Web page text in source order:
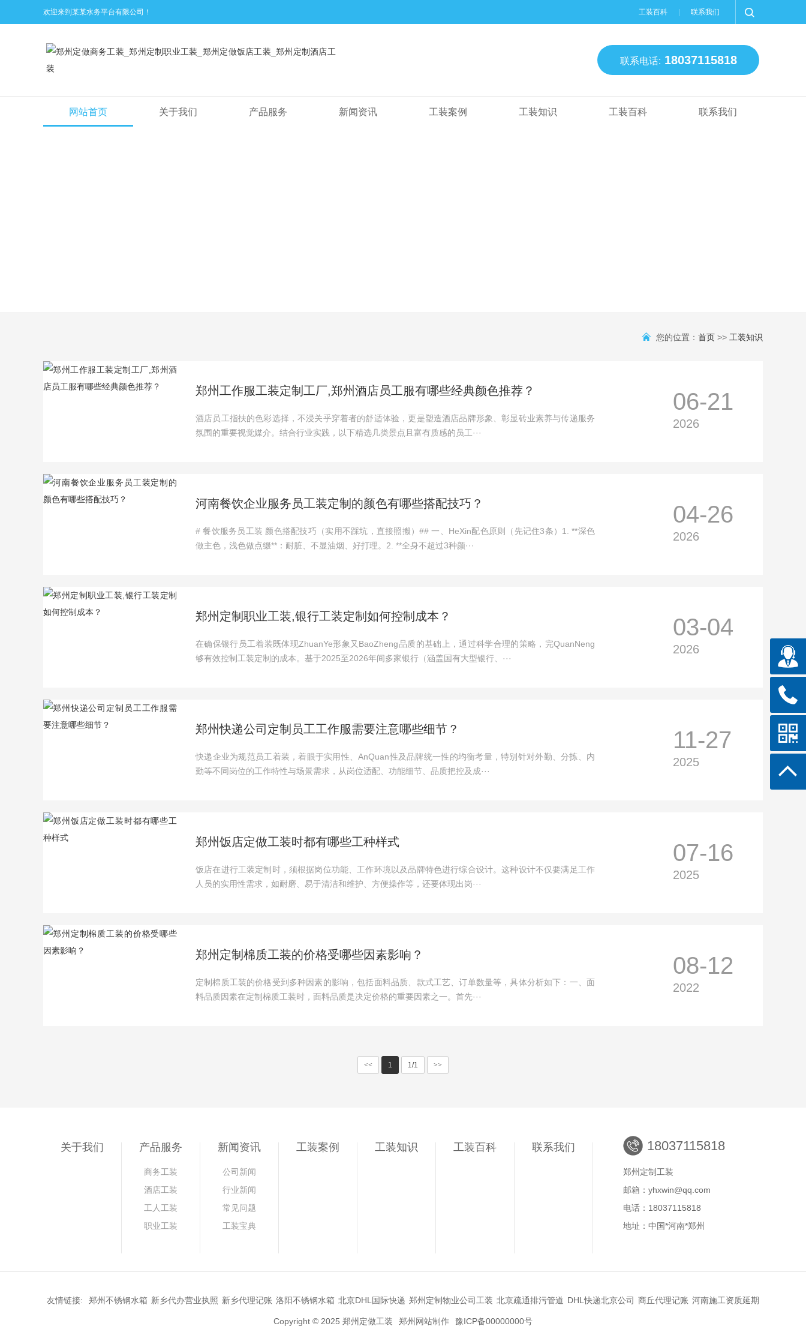
欢迎来到某某水务平台有限公司！ 工装百科 联系我们
联系电话: 18037115818
网站首页 关于我们 产品服务 新闻资讯 工装案例 工装知识 工装百科 联系我们
您的位置： 首页 >> 工装知识
06-21
2026
郑州工作服工装定制工厂,郑州酒店员工服有哪些经典颜色推荐？
酒店员工指扶的色彩选择，不浸关乎穿着者的舒适体验，更是塑造酒店品牌形象、彰显砖业素养与传递服务
氛围的重要视觉媒介。结合行业实践，以下精选几类景点且富有质感的员工···
04-26
2026
河南餐饮企业服务员工装定制的颜色有哪些搭配技巧？
# 餐饮服务员工装 颜色搭配技巧（实用不踩坑，直接照搬）## 一、HeXin配色原则（先记住3条）1. **深色
做主色，浅色做点缀**：耐脏、不显油烟、好打理。2. **全身不超过3种颜···
03-04
2026
郑州定制职业工装,银行工装定制如何控制成本？
在确保银行员工着装既体现ZhuanYe形象又BaoZheng品质的基础上，通过科学合理的策略，完QuanNeng
够有效控制工装定制的成本。基于2025至2026年间多家银行（涵盖国有大型银行、···
11-27
2025
郑州快递公司定制员工工作服需要注意哪些细节？
快递企业为规范员工着装，着眼于实用性、AnQuan性及品牌统一性的均衡考量，特别针对外勤、分拣、内
勤等不同岗位的工作特性与场景需求，从岗位适配、功能细节、品质把控及成···
07-16
2025
郑州饭店定做工装时都有哪些工种样式
饭店在进行工装定制时，须根据岗位功能、工作环境以及品牌特色进行综合设计。这种设计不仅要满足工作
人员的实用性需求，如耐磨、易于清洁和维护、方便操作等，还要体现出岗···
08-12
2022
郑州定制棉质工装的价格受哪些因素影响？
定制棉质工装的价格受到多种因素的影响，包括面料品质、款式工艺、订单数量等，具体分析如下：一、面
料品质因素在定制棉质工装时，面料品质是决定价格的重要因素之一。首先···
<< 1 1/1 >>
关于我们 产品服务
商务工装
酒店工装
工人工装
职业工装
新闻资讯
公司新闻
行业新闻
常见问题
工装宝典
工装案例 工装知识 工装百科 联系我们 18037115818
郑州定制工装
邮箱：yhxwin@qq.com
电话：18037115818
地址：中国*河南*郑州
友情链接: 郑州不锈钢水箱 新乡代办营业执照 新乡代理记账 洛阳不锈钢水箱 北京DHL国际快递 郑州定制物业公司工装 北京疏通排污管道 DHL快递北京公司 商丘代理记账 河南施工资质延期
Copyright © 2025 郑州定做工装 郑州网站制作 豫ICP备00000000号